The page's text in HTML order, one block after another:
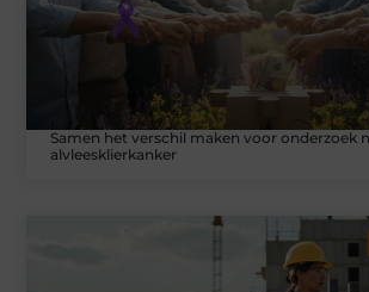
Samen het verschil maken voor onderzoek
alvleesklierkanker